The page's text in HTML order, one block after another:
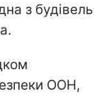
з будівель
ООН,